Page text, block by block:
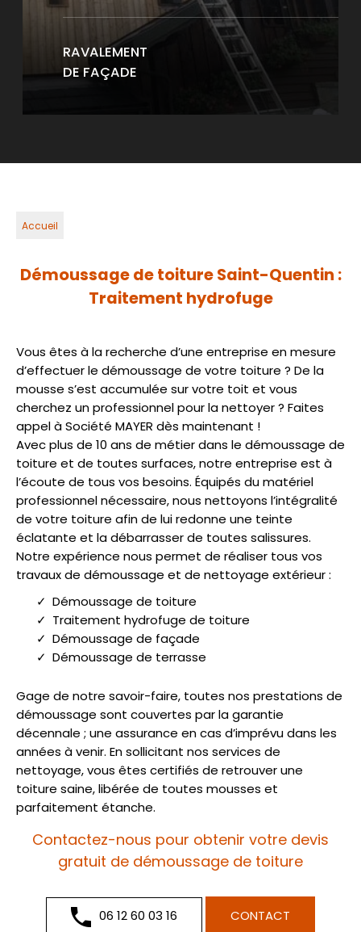
RAVALEMENT
DE FAÇADE
Accueil
Démoussage de toiture Saint-Quentin :
Traitement hydrofuge
Vous êtes à la recherche d’une entreprise en mesure
d’effectuer le démoussage de votre toiture ? De la
mousse s’est accumulée sur votre toit et vous
cherchez un professionnel pour la nettoyer ? Faites
appel à Société MAYER dès maintenant !
Avec plus de 10 ans de métier dans le démoussage de
toiture et de toutes surfaces, notre entreprise est à
l’écoute de tous vos besoins. Équipés du matériel
professionnel nécessaire, nous nettoyons l’intégralité
de votre toiture afin de lui redonne une teinte
éclatante et la débarrasser de toutes salissures.
Notre expérience nous permet de réaliser tous vos
travaux de démoussage et de nettoyage extérieur :
Démoussage de toiture
Traitement hydrofuge de toiture
Démoussage de façade
Démoussage de terrasse
Gage de notre savoir-faire, toutes nos prestations de
démoussage sont couvertes par la garantie
décennale ; une assurance en cas d’imprévu dans les
années à venir. En sollicitant nos services de
nettoyage, vous êtes certifiés de retrouver une
toiture saine, libérée de toutes mousses et
parfaitement étanche.
Contactez-nous pour obtenir votre devis
gratuit de démoussage de toiture
06 12 60 03 16 CONTACT